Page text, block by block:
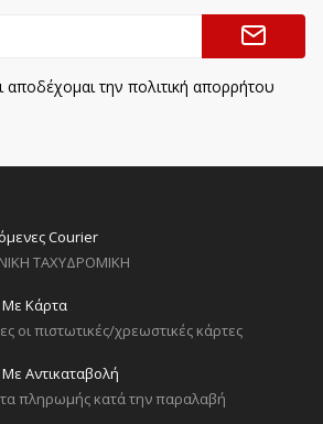
αποδέχομαι την πολιτική απορρήτου
Courier
ΤΑΧΥΔΡΟΜΙΚΗ
Κάρτα
οι πιστωτικές/χρεωστικές κάρτες
Αντικαταβολή
πληρωμής κατά την παραλαβή